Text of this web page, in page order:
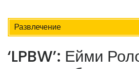
Развлечение
‘LPBW’: Ейми